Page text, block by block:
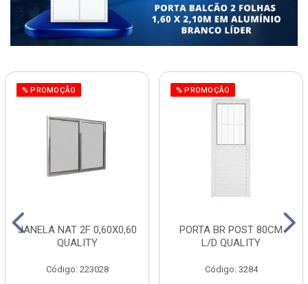
% PROMOÇÃO
JANELA NAT 2F 0,60X0,60
QUALITY
Código: 223028
% PROMOÇÃO
PORTA BR POST 80CM
L/D QUALITY
Código: 3284